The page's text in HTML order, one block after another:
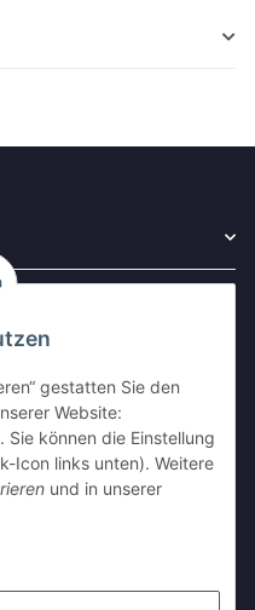
gestatten Sie den
Website:
können die Einstellung
Icon links unten). Weitere
und in unserer